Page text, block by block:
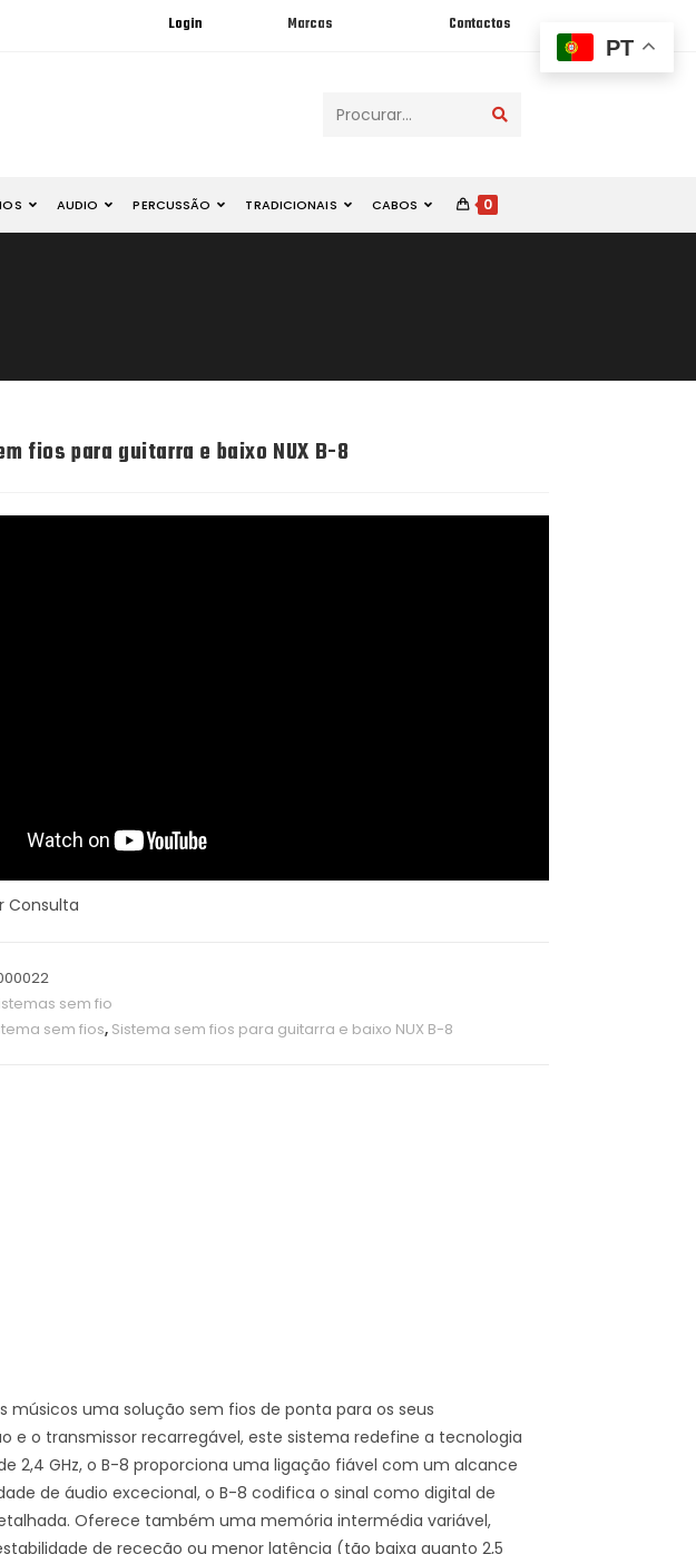
Login Marcas Contactos
Procurar...
AUDIO PERCUSSÃO TRADICIONAIS CABOS 0
fios para guitarra e baixo NUX B-8
Consulta
sem fio
sem fios, Sistema sem fios para guitarra e baixo NUX B-8
músicos uma solução sem fios de ponta para os seus
e o transmissor recarregável, este sistema redefine a tecnologia
2,4 GHz, o B-8 proporciona uma ligação fiável com um alcance
de áudio excecional, o B-8 codifica o sinal como digital de
Oferece também uma memória intermédia variável,
de receção ou menor latência (tão baixa quanto 2,5
PT